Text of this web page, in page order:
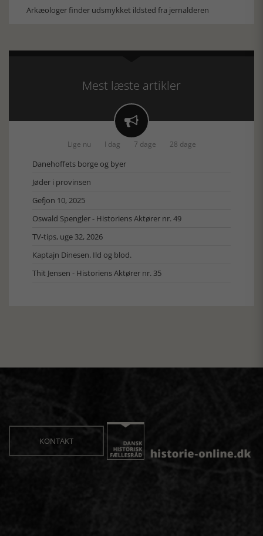
Arkæologer finder udsmykket ildsted fra jernalderen
Mest læste artikler

Lige nu I dag 7 dage 28 dage
Danehoffets borge og byer
Jøder i provinsen
Gefjon 10, 2025
Oswald Spengler - Historiens Aktører nr. 49
TV-tips, uge 32, 2026
Kaptajn Dinesen. Ild og blod.
Thit Jensen - Historiens Aktører nr. 35
KONTAKT